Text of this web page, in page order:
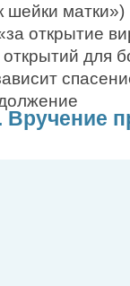
открытие
для
Вручение